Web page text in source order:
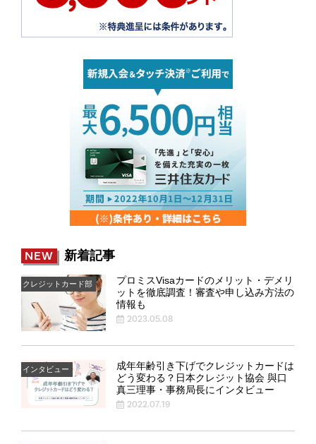
NEW 新着記事
クレジットカード部
プロミスVisaカードのメリット・デメリ
ットを徹底調査！審査や申し込み方法の
情報も
2023.05.08
インタビュー
成年年齢引き下げでクレジットカードは
どう変わる？日本クレジット協会 與口
真三理事・事務局長にインタビュー
2022.07.19